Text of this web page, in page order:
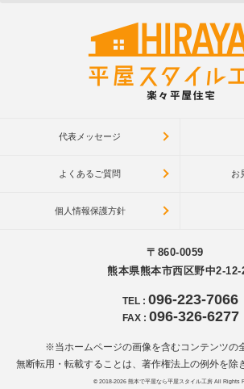
代表メッセージ
よくあるご質問 お
個人情報保護方針
〒860-0059
熊本県熊本市西区野中2-12-
TEL : 096-223-7066
FAX : 096-326-6277
※当ホームページの画像を含むコンテンツの
無断転用・転載することは、著作権法上の例外を除
© 2018-2026 熊本で平屋なら平屋スタイル工房All Rights